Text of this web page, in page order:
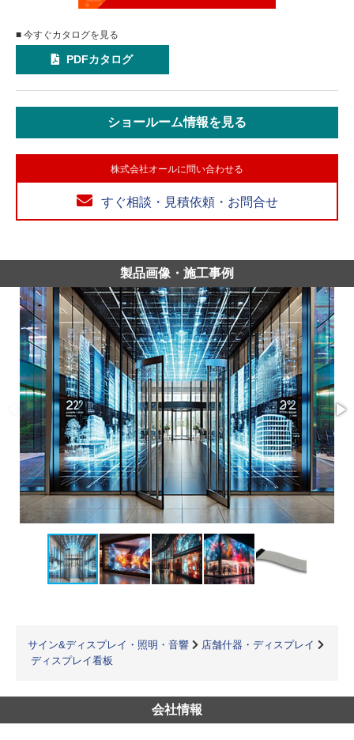
■ 今すぐカタログを見る
PDFカタログ
ショールーム情報を見る
株式会社オールに問い合わせる
すぐ相談・見積依頼・お問合せ
製品画像・施工事例
サイン&ディスプレイ・照明・音響
店舗什器・ディスプレイ
ディスプレイ看板
会社情報